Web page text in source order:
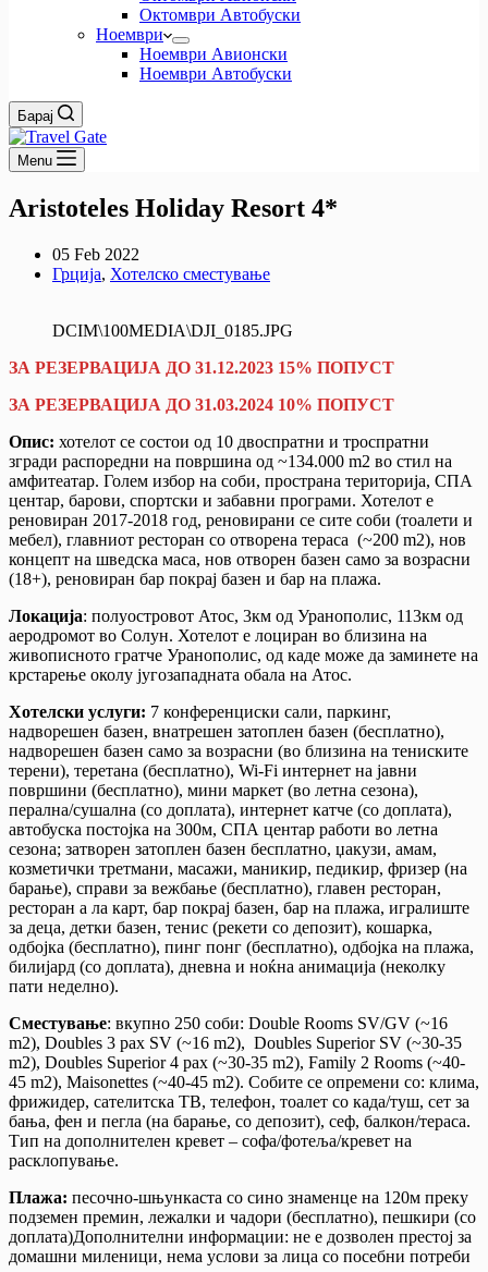
Октомври Автобуски
Ноември
Ноември Авионски
Ноември Автобуски
Барај
Menu
Aristoteles Holiday Resort 4*
05 Feb 2022
Грција, Хотелско сместување
DCIM\100MEDIA\DJI_0185.JPG
ЗА РЕЗЕРВАЦИЈА ДО 31.12.2023 15% ПОПУСТ
ЗА РЕЗЕРВАЦИЈА ДО 31.03.2024 10% ПОПУСТ
Опис: хотелот се состои од 10 двоспратни и троспратни
згради распоредни на површина од ~134.000 m2 во стил на
амфитеатар. Голем избор на соби, пространа територија, СПА
центар, барови, спортски и забавни програми. Хотелот е
реновиран 2017-2018 год, реновирани се сите соби (тоалети и
мебел), главниот ресторан со отворена тераса (~200 m2), нов
концепт на шведска маса, нов отворен базен само за возрасни
(18+), реновиран бар покрај базен и бар на плажа.
Локација: полуостровот Атос, 3км од Уранополис, 113км од
аеродромот во Солун. Хотелот е лоциран во близина на
живописното гратче Уранополис, од каде може да заминете на
крстарење околу југозападната обала на Атос.
Хотелски услуги: 7 конференциски сали, паркинг,
надворешен базен, внатрешен затоплен базен (бесплатно),
надворешен базен само за возрасни (во близина на тениските
терени), теретана (бесплатно), Wi-Fi интернет на јавни
површини (бесплатно), мини маркет (во летна сезона),
перална/сушална (со доплата), интернет катче (со доплата),
автобуска постојка на 300м, СПА центар работи во летна
сезона; затворен затоплен базен бесплатно, џакузи, амам,
козметички третмани, масажи, маникир, педикир, фризер (на
барање), справи за вежбање (бесплатно), главен ресторан,
ресторан а ла карт, бар покрај базен, бар на плажа, игралиште
за деца, детки базен, тенис (рекети со депозит), кошарка,
одбојка (бесплатно), пинг понг (бесплатно), одбојка на плажа,
билијард (со доплата), дневна и ноќна анимација (неколку
пати неделно).
Сместување: вкупно 250 соби: Double Rooms SV/GV (~16
m2), Doubles 3 pax SV (~16 m2), Doubles Superior SV (~30-35
m2), Doubles Superior 4 pax (~30-35 m2), Family 2 Rooms (~40-
45 m2), Maisonettes (~40-45 m2). Собите се опремени со: клима,
фрижидер, сателитска ТВ, телефон, тоалет со када/туш, сет за
бања, фен и пегла (на барање, со депозит), сеф, балкон/тераса.
Тип на дополнителен кревет – софа/фотеља/кревет на
расклопување.
Плажа: песочно-шњункаста со сино знаменце на 120м преку
подземен премин, лежалки и чадори (бесплатно), пешкири (со
доплата)Дополнителни информации: не е дозволен престој за
домашни миленици, нема услови за лица со посебни потреби